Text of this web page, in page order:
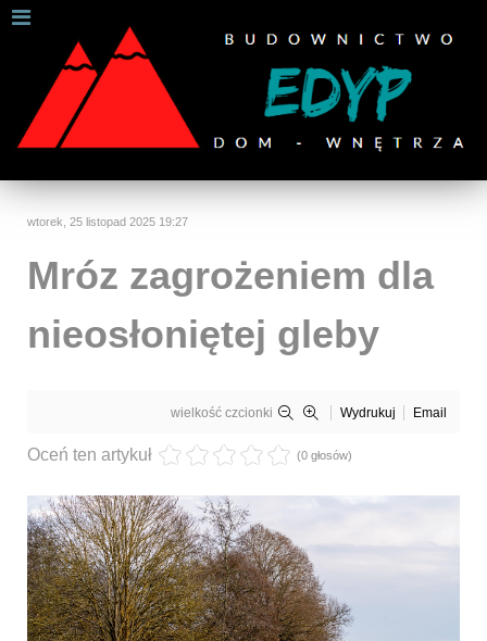
wtorek, 25 listopad 2025 19:27
Mróz zagrożeniem dla
nieosłoniętej gleby
wielkość czcionki Wydrukuj Email
Oceń ten artykuł (0 głosów)
W celu zapewnienia jak najlepszych usług online, ta
strona korzysta z plików cookies.
Jeśli korzystasz z naszej strony internetowej, wyrażasz zgodę na
używanie naszych plików cookies.Dalsze informacje
Rozumiem